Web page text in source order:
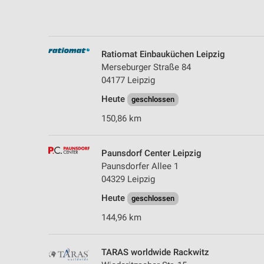
Ratiomat Einbauküchen Leipzig
Merseburger Straße 84
04177 Leipzig
Heute
geschlossen
150,86 km
Paunsdorf Center Leipzig
Paunsdorfer Allee 1
04329 Leipzig
Heute
geschlossen
144,96 km
TARAS worldwide Rackwitz
Entwicklung und Verbesserung der Angebote
Geräte anhand von aktiv angeforderten Informationen
Nicht-IAB-Verarbeitungszwecke: